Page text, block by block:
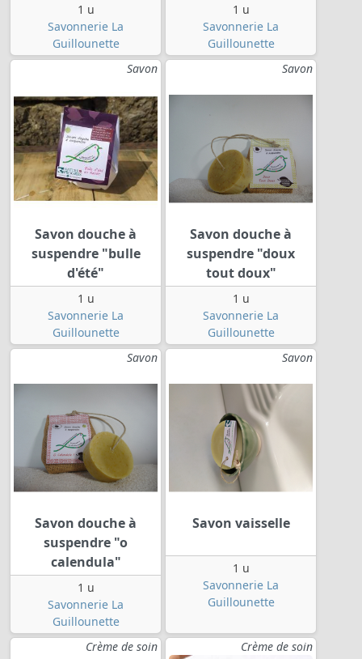
1 u
Savonnerie La
Guillounette
1 u
Savonnerie La
Guillounette
Savon
Savon douche à
suspendre "bulle
d'été"
1 u
Savonnerie La
Guillounette
Savon
Savon douche à
suspendre "doux
tout doux"
1 u
Savonnerie La
Guillounette
Savon
Savon douche à
suspendre "o
calendula"
1 u
Savonnerie La
Guillounette
Savon
Savon vaisselle
1 u
Savonnerie La
Guillounette
Crème de soin Crème de soin